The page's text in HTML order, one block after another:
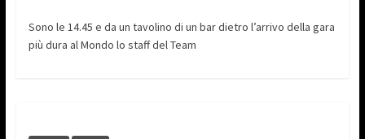
Sono le 14.45 e da un tavolino di un bar dietro l’arrivo della gara
più dura al Mondo lo staff del Team